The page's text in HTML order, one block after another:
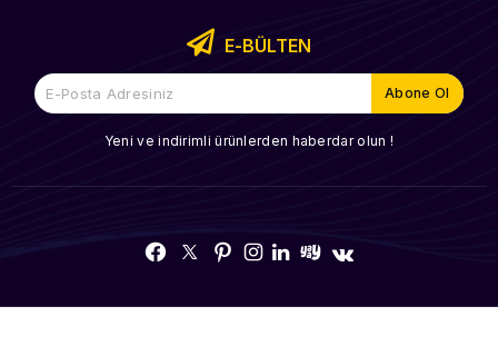
E-BÜLTEN
Yeni ve indirimli ürünlerden haberdar olun !